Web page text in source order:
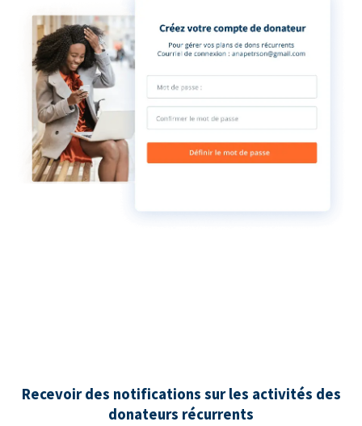
Recevoir des notifications sur les activités des
donateurs récurrents